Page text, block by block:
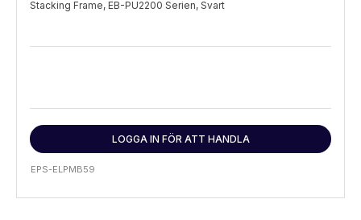
Stacking Frame, EB-PU2200 Serien, Svart
LOGGA IN FÖR ATT HANDLA
EPS-ELPMB59